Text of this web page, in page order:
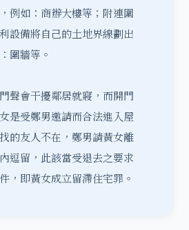
例如：商辦大樓等；附連圍
設備將自己的土地界線劃出
圍牆等。
聲會干擾鄰居就寢，而開門
是受鄭男邀請而合法進入屋
的友人不在，鄭男請黃女離
逗留，此該當受退去之要求
，即黃女成立留滯住宅罪。